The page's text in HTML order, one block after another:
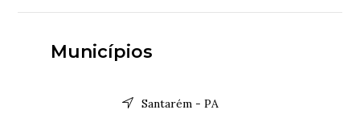
Municípios
Santarém - PA